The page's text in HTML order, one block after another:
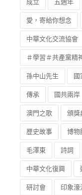
Photo 慶祝澳
成立 五週年
愛，寄給你想念
中華文化交流協會
＃學習＃共產黨精
孫中山先生 國
傳承 國共兩岸
澳門之歌 頒獎
歷史故事 博物館
毛澤東 詩詞
中華文化復興